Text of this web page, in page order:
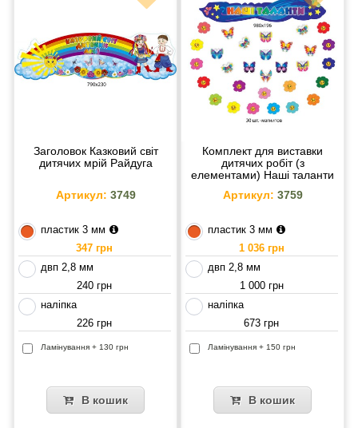
Заголовок Казковий світ
дитячих мрій Райдуга
Артикул: 3749
пластик 3 мм
347 грн
двп 2,8 мм
240 грн
наліпка
226 грн
Ламінування + 130 грн
В кошик
Комплект для виставки
дитячих робіт (з
елементами) Наші таланти
Артикул: 3759
пластик 3 мм
1 036 грн
двп 2,8 мм
1 000 грн
наліпка
673 грн
Ламінування + 150 грн
В кошик